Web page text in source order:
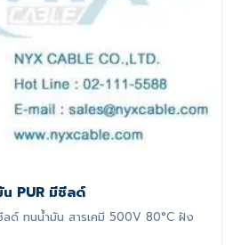
น PUR มีชีลด์
ลด์ ทนน้ำมัน สารเคมี 500V 80°C ฝัง